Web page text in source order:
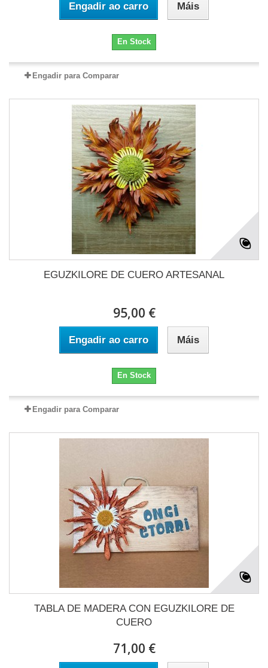
Engadir ao carro Máis
En Stock
Engadir para Comparar
EGUZKILORE DE CUERO ARTESANAL
95,00 €
Engadir ao carro Máis
En Stock
Engadir para Comparar
TABLA DE MADERA CON EGUZKILORE DE
CUERO
71,00 €